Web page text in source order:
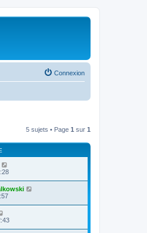
Connexion
5 sujets • Page 1 sur 1